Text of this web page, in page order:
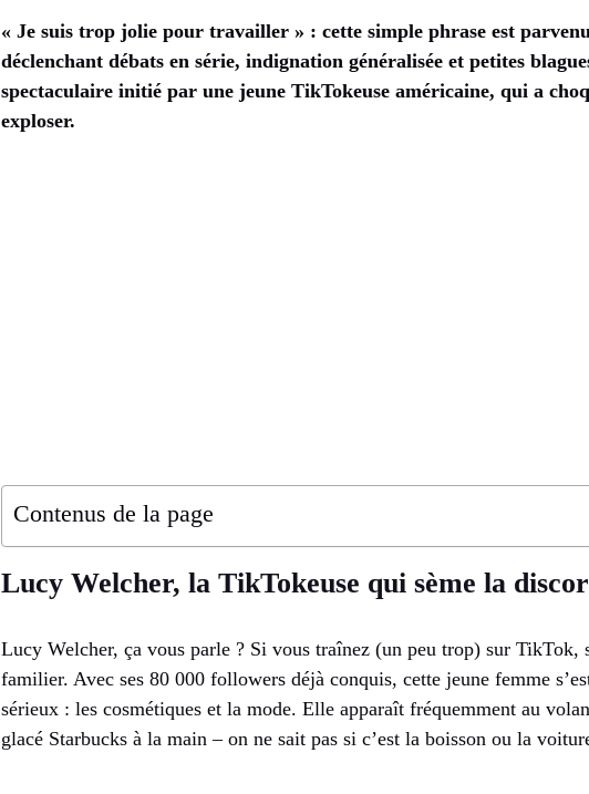
« Je suis trop jolie pour travailler » : cette simple phrase est
déclenchant débats en série, indignation généralisée et petites
spectaculaire initié par une jeune TikTokeuse américaine, qui a
exploser.
Contenus de la page
Lucy Welcher, la TikTokeuse qui sème la
Lucy Welcher, ça vous parle ? Si vous traînez (un peu trop) sur TikTok,
familier. Avec ses 80 000 followers déjà conquis, cette jeune femme
sérieux : les cosmétiques et la mode. Elle apparaît fréquemment au
glacé Starbucks à la main – on ne sait pas si c’est la boisson ou la